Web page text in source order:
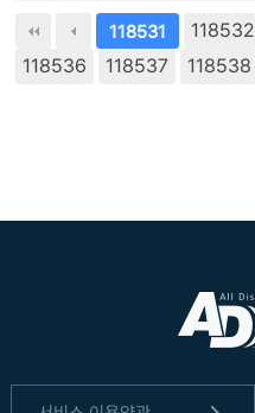
118531 118532
118536
118537 118538